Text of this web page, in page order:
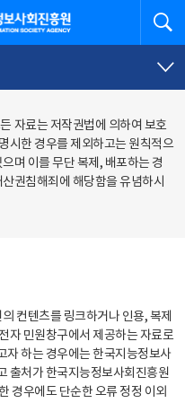
원
자료는 저작권법에 의하여 보호
시한 경우를 제외하고는 원칙적으
며 이를 무단 복제, 배포하는 경
권침해죄에 해당함을 유념하시
컨텐츠를 링크하거나 인용, 복제
자 민원창구에서 제공하는 자료로
자 하는 경우에는 한국지능정보사
출처가 한국지능정보사회진흥원
경우에도 단순한 오류 정정 이외